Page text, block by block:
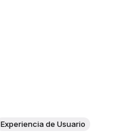
Experiencia de Usuario